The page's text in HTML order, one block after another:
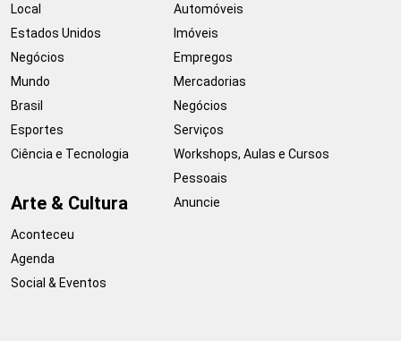
Local
Estados Unidos
Negócios
Mundo
Brasil
Esportes
Ciência e Tecnologia
Arte & Cultura
Aconteceu
Agenda
Social & Eventos
Automóveis
Imóveis
Empregos
Mercadorias
Negócios
Serviços
Workshops, Aulas e Cursos
Pessoais
Anuncie